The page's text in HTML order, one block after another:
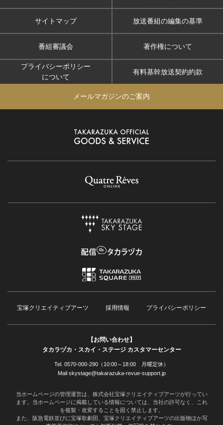
サイトマップ 放送番組の編集の基準
番組審議会 著作権について
プライバシーポリシー
について
有料基幹放送契約約款
メールマガジンのご案内
宝塚クリエイティブアーツ 採用情報 プライバシーポリシー
【お問い合わせ】
タカラヅカ・スカイ・ステージ カスタマーセンター
Tel. 0570-000-290（10:00～18:00 月曜定休）
Mail skystage@takarazuka-revue-support.jp
当ホームページの管理運営は、株式会社宝塚クリエイティブアーツが行ってい
ます。当ホームページに掲載している情報については、当社の許可なく、これ
を複製・改変することを固く禁止します。
また、阪急電鉄並びに宝塚歌劇団、宝塚クリエイティブアーツの出版物ほか写